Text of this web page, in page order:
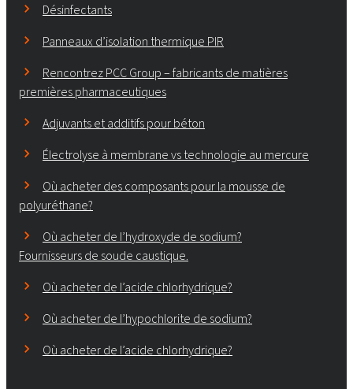
Désinfectants
Panneaux d’isolation thermique PIR
Rencontrez PCC Group – fabricants de matières
premières pharmaceutiques
Adjuvants et additifs pour béton
Électrolyse à membrane vs technologie au mercure
Où acheter des composants pour la mousse de
polyuréthane?
Où acheter de l’hydroxyde de sodium?
Fournisseurs de soude caustique.
Où acheter de l’acide chlorhydrique?
Où acheter de l’hypochlorite de sodium?
Où acheter de l’acide chlorhydrique?